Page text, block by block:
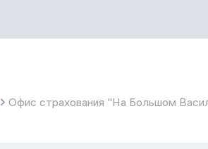
Офис страхования "На Большом